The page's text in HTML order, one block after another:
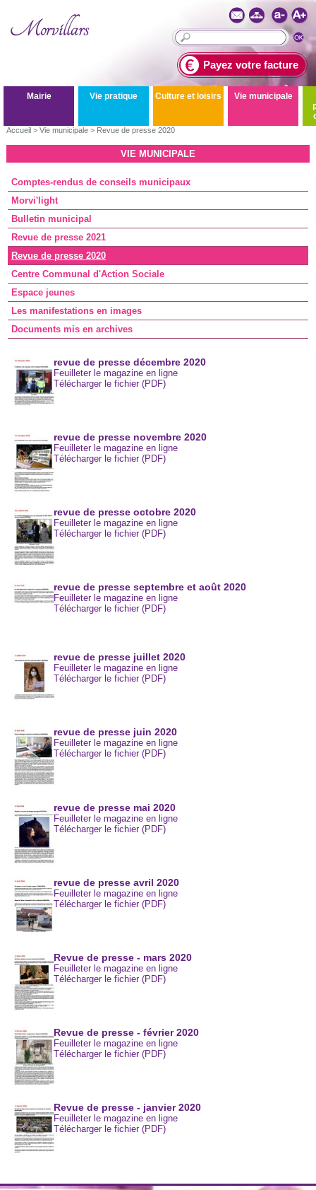
Payez votre facture
Mairie Vie pratique Culture et loisirs
Vie municipale
Accueil> Vie municipale> Revue de presse 2020
VIE MUNICIPALE
Comptes-rendus de conseils municipaux
Morvi'light
Bulletin municipal
Revue de presse 2021
Revue de presse 2020
Centre Communal d'Action Sociale
Espace jeunes
Les manifestations en images
Documents mis en archives
revue de presse décembre 2020
Feuilleter le magazine en ligne
Télécharger le fichier (PDF)
revue de presse novembre 2020
Feuilleter le magazine en ligne
Télécharger le fichier (PDF)
revue de presse octobre 2020
Feuilleter le magazine en ligne
Télécharger le fichier (PDF)
revue de presse septembre et août 2020
Feuilleter le magazine en ligne
Télécharger le fichier (PDF)
revue de presse juillet 2020
Feuilleter le magazine en ligne
Télécharger le fichier (PDF)
revue de presse juin 2020
Feuilleter le magazine en ligne
Télécharger le fichier (PDF)
revue de presse mai 2020
Feuilleter le magazine en ligne
Télécharger le fichier (PDF)
revue de presse avril 2020
Feuilleter le magazine en ligne
Télécharger le fichier (PDF)
Revue de presse - mars 2020
Feuilleter le magazine en ligne
Télécharger le fichier (PDF)
Revue de presse - février 2020
Feuilleter le magazine en ligne
Télécharger le fichier (PDF)
Revue de presse - janvier 2020
Feuilleter le magazine en ligne
Télécharger le fichier (PDF)